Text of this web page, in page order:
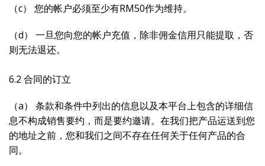
（c） 您的帐户必须至少有RM50作为维持。
（d） 一旦您向您的帐户充值，除非佣金信用只能提取，否
则无法退还。
6.2 合同的订立
（a） 条款和条件中列出的信息以及本平台上包含的详细信
息不构成销售要约，而是要约邀请。在我们把产品运送到您
的地址之前，您和我们之间不存在任何关于任何产品的合
同。